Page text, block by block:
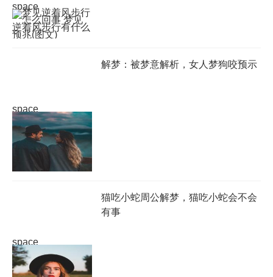
space
space
解梦：被梦意解析，女人梦狗咬预示
space
猫吃小蛇周公解梦，猫吃小蛇会不会
有事